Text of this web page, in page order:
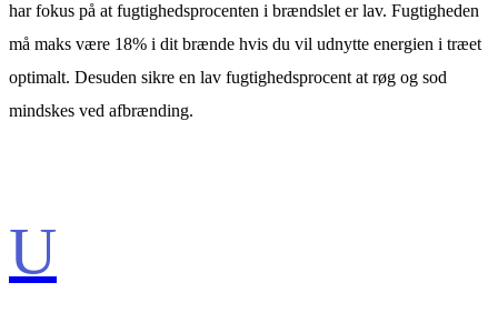
har fokus på at fugtighedsprocenten i brændslet er lav. Fugtigheden
må maks være 18% i dit brænde hvis du vil udnytte energien i træet
optimalt. Desuden sikre en lav fugtighedsprocent at røg og sod
mindskes ved afbrænding.
U